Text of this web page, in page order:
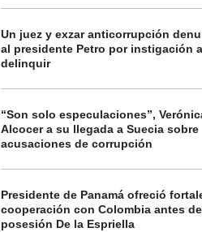
Un juez y exzar anticorrupción
al presidente Petro por instigación a
delinquir
“Son solo especulaciones”,
Alcocer a su llegada a Suecia sobre
acusaciones de corrupción
Presidente de Panamá ofreció
cooperación con Colombia antes de
posesión De la Espriella